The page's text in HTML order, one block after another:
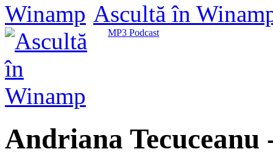
Ascultă în
MP3 Podcast
Andriana Tecuceanu